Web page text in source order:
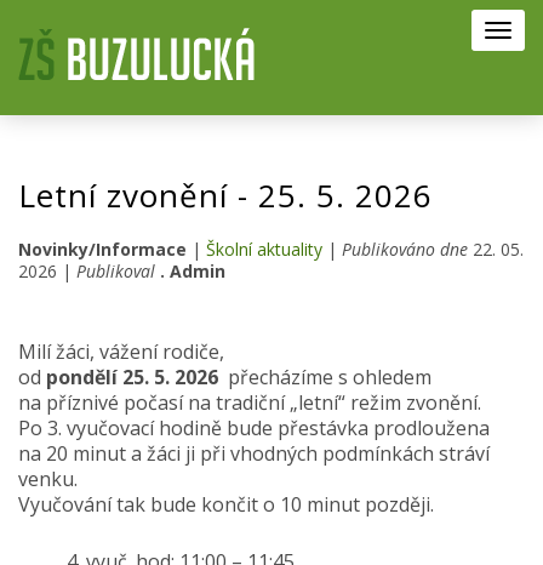
Letní zvonění - 25. 5. 2026
Novinky/Informace | Školní aktuality | Publikováno dne 22. 05.
2026 | Publikoval . Admin
Milí žáci, vážení rodiče,
od pondělí 25. 5. 2026 přecházíme s ohledem
na příznivé počasí na tradiční „letní“ režim zvonění.
Po 3. vyučovací hodině bude přestávka prodloužena
na 20 minut a žáci ji při vhodných podmínkách stráví
venku.
Vyučování tak bude končit o 10 minut později.